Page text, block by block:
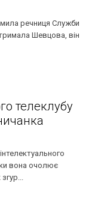
речниця Служби
Шевцова, він
телеклубу
вона очолює